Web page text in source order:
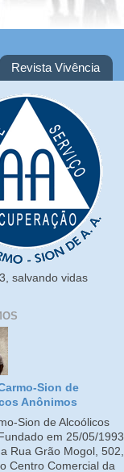
Revista Vivência
salvando vidas
Sion de
Anônimos
Sion de Alcoólicos
em 25/05/1993,
Rua Grão Mogol, 502,
Centro Comercial da